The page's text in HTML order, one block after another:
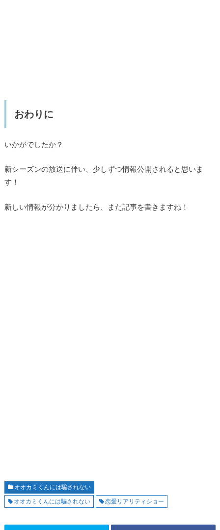
おわりに
いかがでしたか？
新シーズンの放送に伴い、少しずつ情報公開されると思いま
す！
新しい情報が分かりましたら、また記事を書きますね！
オオカミくんには騙されない
オオカミくんには騙されない
恋愛リアリティショー